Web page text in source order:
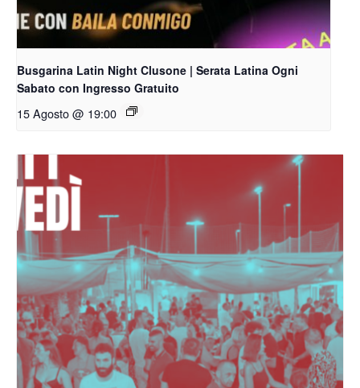
Busgarina Latin Night Clusone | Serata Latina Ogni
Sabato con Ingresso Gratuito
15 Agosto @ 19:00